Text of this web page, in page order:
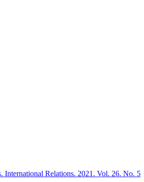
International Relations. 2021. Vol. 26. No. 5